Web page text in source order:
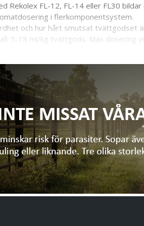
Rekolex FL-12, FL-14 eller FL30
i flerkomponentsystem.
och hur hårt smutsat tvättgodset
5-18 ml/kg tvättgods. Max dosering